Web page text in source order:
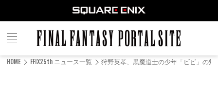
FINAL
FANTASY
HOME FFIX25th ニュース一覧 狩野英孝、黒魔道士の少年「ビビ」の